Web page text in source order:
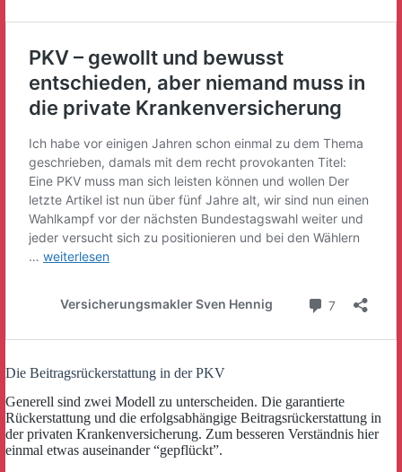
Die Beitragsrückerstattung in der PKV
Generell sind zwei Modell zu unterscheiden. Die garantierte
Rückerstattung und die erfolgsabhängige Beitragsrückerstattung in
der privaten Krankenversicherung. Zum besseren Verständnis hier
einmal etwas auseinander “gepflückt”.